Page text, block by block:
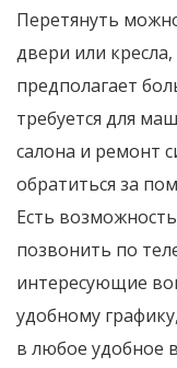
Перетянуть
двери или
предполагает
требуется для
салона и ремонт
обратиться за
Есть
позвонить по
интересующие
удобному
в любое удобное